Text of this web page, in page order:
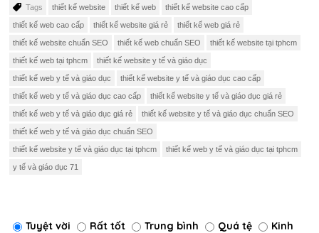
Tags thiết kế website thiết kế web thiết kế website cao cấp
thiết kế web cao cấp thiết kế website giá rẻ thiết kế web giá rẻ
thiết kế website chuẩn SEO thiết kế web chuẩn SEO thiết kế website tại tphcm
thiết kế web tại tphcm thiết kế website y tế và giáo dục
thiết kế web y tế và giáo dục thiết kế website y tế và giáo dục cao cấp
thiết kế web y tế và giáo dục cao cấp thiết kế website y tế và giáo dục giá rẻ
thiết kế web y tế và giáo dục giá rẻ thiết kế website y tế và giáo dục chuẩn SEO
thiết kế web y tế và giáo dục chuẩn SEO
thiết kế website y tế và giáo dục tại tphcm thiết kế web y tế và giáo dục tại tphcm
y tế và giáo dục 71
Tuyệt vời Rất tốt Trung bình Quá tệ
Kinh